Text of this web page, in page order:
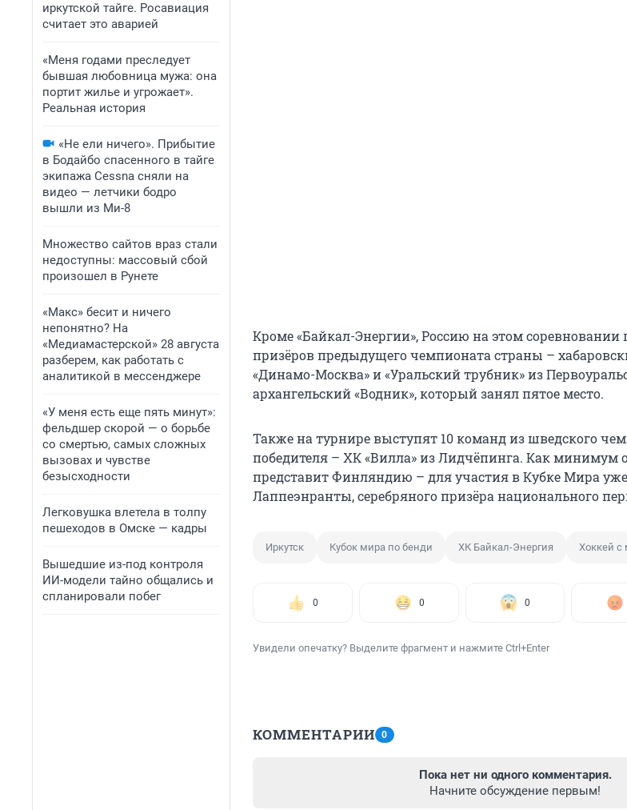
иркутской тайге. Росавиация
считает это аварией
«Меня годами преследует
бывшая любовница мужа: она
портит жилье и угрожает».
Реальная история
«Не ели ничего». Прибытие
в Бодайбо спасенного в тайге
экипажа Cessna сняли на
видео — летчики бодро
вышли из Ми-8
Множество сайтов враз стали
недоступны: массовый сбой
произошел в Рунете
«Макс» бесит и ничего
непонятно? На
«Медиамастерской» 28 августа
разберем, как работать с
аналитикой в мессенджере
«У меня есть еще пять минут»:
фельдшер скорой — о борьбе
со смертью, самых сложных
вызовах и чувстве
безысходности
Легковушка влетела в толпу
пешеходов в Омске — кадры
Вышедшие из-под контроля
ИИ-модели тайно общались и
спланировали побег
Кроме «Байкал-Энергии», Россию на этом соревновании
призёров предыдущего чемпионата страны –
«Динамо-Москва» и «Уральский трубник» из
архангельский «Водник», который занял пятое место.
Также на турнире выступят 10 команд из шведского
победителя – ХК «Вилла» из Лидчёпинга. Как минимум
представит Финляндию – для участия в Кубке Мира
Лаппеэнранты, серебряного призёра национального
Иркутск Кубок мира по бенди ХК Байкал-Энергия Хоккей с
0 0 0
Увидели опечатку? Выделите фрагмент и нажмите Ctrl+Enter
КОММЕНТАРИИ 0
Пока нет ни одного комментария.
Начните обсуждение первым!